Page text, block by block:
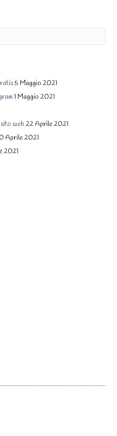
5 Maggio 2021
1 Maggio 2021
web 22 Aprile 2021
Aprile 2021
2021